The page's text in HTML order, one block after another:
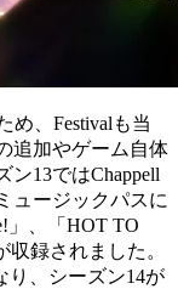
め、Festivalも当
追加やゲーム自体
13ではChappell
ュージックパスに
」、「HOT TO
録されました。
り、シーズン14が